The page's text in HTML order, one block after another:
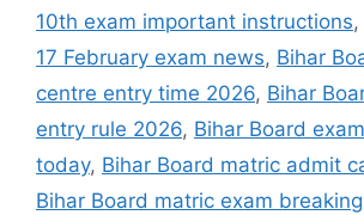
10th exam important instructions,
17 February exam news, Bihar
centre entry time 2026, Bihar
entry rule 2026, Bihar Board
today, Bihar Board matric admit
Bihar Board matric exam